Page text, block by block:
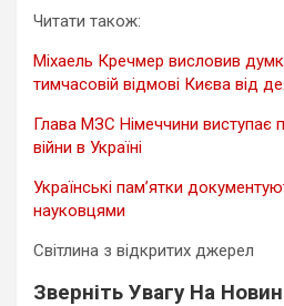
Читати також:
Міхаель Кречмер висловив
тимчасовій відмові Києва від
Глава МЗС Німеччини виступає
війни в Україні
Українські пам’ятки
науковцями
Світлина з відкритих джерел
Зверніть Увагу На